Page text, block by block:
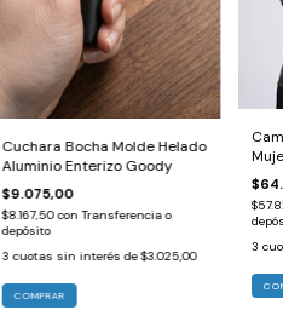
Cuchara Bocha Molde Helado
Aluminio Enterizo Goody
$9.075,00
$8.167,50con Transferencia o
depósito
3 cuotas sin interés de$3.025,00
3